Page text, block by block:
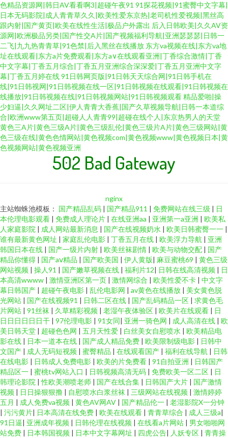
色精品资源网|韩日AV看看啊3|超碰午夜91 91探花视频|91蜜臀中文字幕|
日本无码影院|成人青青草久久|欧美性爱东京热|老司机性爱视频|黑丝高
跟内射|国产黄页|欧美在线性生活|极品户外露出 后入日韩欧美|久久AV资
源网|欧洲极品另类|国产性交A片|国产视频福利导航|亚洲瑟瑟瑟|日韩一
二飞|九九热青青草|91色禁|后入黑丝在线播放 东方va视频在线|东方va地
址在线观看|东方a片免费观看|东方a∨在线观看亚洲|丁香综合激情|丁香
中文字幕|丁香五月综合|丁香五月亚洲综合深深爱|丁香五月亚洲中文字
幕|丁香五月婷在线91日韩网页版|91日韩天天综合网|91日韩手机在
线|91日韩视网|91日韩视频在线一区|91日韩视频在线观看|91日韩视频在
线播放|91日韩视频在线|91日韩视频网站|91日韩视频观看精品爱啪|操
少妇逼|久久网址二区|伊人青青大香蕉|国产久草视频导航|日韩一本道综
合|欧洲www第五页|超碰人人青青99|超碰在线个人|东京热男人的天堂
黄色三A片|黄色三级A片|黄色三级乱伦|黄色三级片A片|黄色三级网站|黄
色三级在线|黄色色情网站|黄色视频com|黄色视频www|黄色视频日本|黄
色视频网站|黄色视频亚洲
502 Bad Gateway
nginx
主站蜘蛛池模板： 国产精品乱码 | 国产精品911 | 免费网站在线三级 | 日
本伦理电影观看 | 免费成人理论片 | 在线亚洲aa | 亚洲第一a亚洲 | 欧美私
人家庭影院 | 成人网站最新消息 | 国产在线视频奶水 | 欧美日韩蜜臀一一 |
谁有最新黄色网址 | 家庭乱伦电影 | 丁香五月在线 | 欧美浮力导航 | 亚洲
韩国日本在线 | 国产一级片内射 | 欧美丝袜剧情 | 欧美与动物交配 | 国产
精品你懂得 | 国产aⅴ精品 | 国产欧美国 | 伊人黄版| 麻豆蜜桃69 | 黄色三级
网站视频 | 操人91 | 国产嫩草视频在线 | 福利片12| 日韩在线高清视频 | 日
本高清wwww | 激情亚洲区第一页 | 激情网综合 | 欧美性爱不卡 | 中文字
幕日韩国产 | 超碰午夜电影 | 乱伦电影网 | av黄色在线播放 | 美女黄色脱
光网站 | 国产在线视频91 | 日韩二区在线 | 国产乱码精品一区 | 求黄色毛
片网站 | 91丝袜 | 久草精彩视频 | 老湿午夜体验区 | 欧美片在线观看 | 日
日日日日日日干 | 97伦理电影 | 91女同| 亚洲一骑色网 | 成人高清在线 | 欧
美日韩天堂 | 超碰色色网 | 五月天性爱 | 白丝美女自慰喷水 | 欧美精品电
影在线 | 日本一道本在线 | 国产成人精品免费 | 欧美限制级电影 | 日韩中
文国产 | 成人无码短视频 | 蜜臀精品 | 在线观看国产 | 福利在线导航 | 日韩
在线电影 | 日韩成人免费电影 | 欧美的片免费看 | 91自拍亚洲 | 日韩国产
精品区一 | 蜜桃tv网站入口 | 日韩视频高清无码 | 免费欧美一区二区 | 日
韩理论影院 |性欧美潮喷老师 | 国产在线合集 | 日韩国产大片 | 国产激情
视频 | 日日操狠狠撸 | 自慰喷水白浆丝袜 | 三级网站在线视频 | 激情婷婷
五月 | 成人免费va视频 | 黄色AV网AV | 国产精品伦一 | 老湿影院X一分钟
| 污污黄片| 日本高清在线免费 | 欧美在线观看 | 青青草综合 | 成人三级a|
91日逼| 亚洲成年视频 | 日韩伦理在线视频 | 在线看a片网站 | 男女啪啪网
站免费 | 日本韩国视频 | 日本中文字幕网址 | 四虎公告| 人妖专区 | 青青操